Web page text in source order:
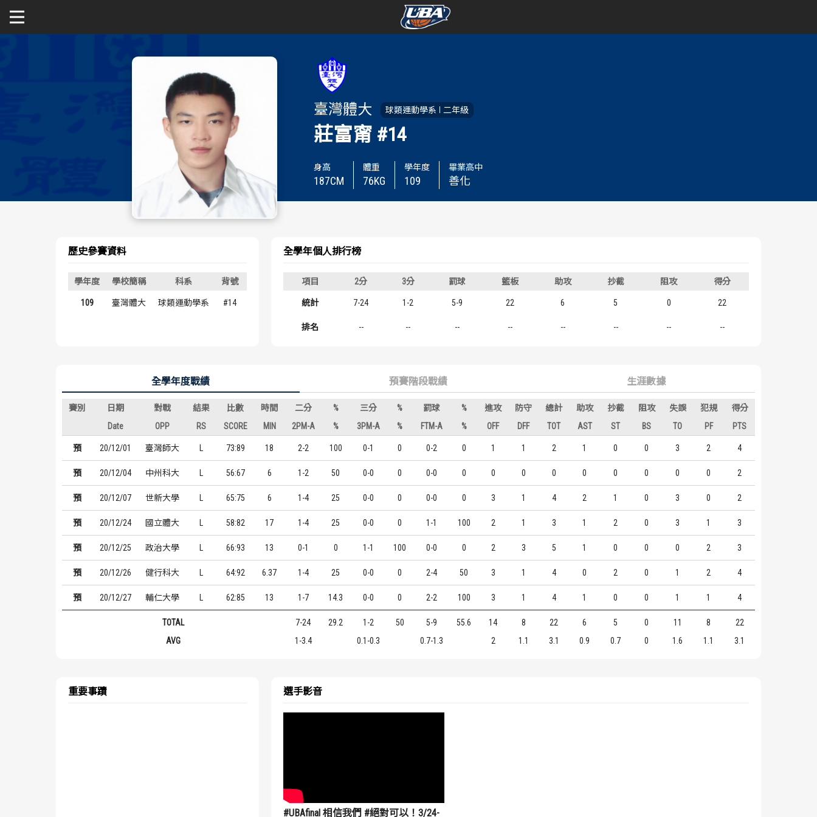
賽程表
球隊資訊
歷屆冠軍
賽程表
球隊資訊
歷屆冠軍
臺灣體大 球類運動學系 二年級
莊富甯 #14
身高
187CM
體重
76KG
學年度
109
畢業高中
善化
歷史參賽資料
學年度 學校簡稱 科系 背號
109 臺灣體大 球類運動學系 #14
全學年個人排行榜
項目 2分 3分 罰球 籃板 助攻 抄截 阻攻 得分
統計 7-24 1-2 5-9 22 6 5 0 22
排名 -- -- -- -- -- -- -- --
全學年度戰績 預賽階段戰績 生涯數據
賽別 日期 對戰 結果 比數 時間 二分 % 三分 % 罰球 % 進攻 防守 總計 助攻 抄截 阻攻 失誤 犯規
得分
Date
OPP RS SCORE MIN 2PM-A % 3PM-A % FTM-A % OFF DFF TOT AST ST BS TO PF PTS
預 20/12/01 臺灣師大 L 73:89 18 2-2 100 0-1 0 0-2 0 1 1 2 1 0 0 3 2 4
預 20/12/04 中州科大 L 56:67 6 1-2 50 0-0 0 0-0 0 0 0 0 0 0 0 0 0 2
預 20/12/07 世新大學 L 65:75 6 1-4 25 0-0 0 0-0 0 3 1 4 2 1 0 3 0 2
預 20/12/24 國立體大 L 58:82 17 1-4 25 0-0 0 1-1 100 2 1 3 1 2 0 3 1 3
預 20/12/25 政治大學 L 66:93 13 0-1 0 1-1 100 0-0 0 2 3 5 1 0 0 0 2 3
預 20/12/26 健行科大 L 64:92 6.37 1-4 25 0-0 0 2-4 50 3 1 4 0 2 0 1 2 4
預 20/12/27 輔仁大學 L 62:85 13 1-7 14.3 0-0 0 2-2 100 3 1 4 1 0 0 1 1 4
TOTAL 7-24 29.2 1-2 50 5-9 55.6 14 8 22 6 5 0 11 8
22
AVG
1-3.4 0.1-0.3 0.7-1.3 2 1.1 3.1 0.9 0.7 0 1.6 1.1 3.1
重要事蹟 選手影音
#UBAfinal 相信我們 #絕對可以！3/24-